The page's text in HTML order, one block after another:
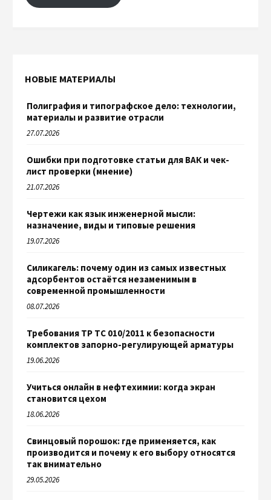
НОВЫЕ МАТЕРИАЛЫ
Полиграфия и типографское дело: технологии,
материалы и развитие отрасли
27.07.2026
Ошибки при подготовке статьи для ВАК и чек-
лист проверки (мнение)
21.07.2026
Чертежи как язык инженерной мысли:
назначение, виды и типовые решения
19.07.2026
Силикагель: почему один из самых известных
адсорбентов остаётся незаменимым в
современной промышленности
08.07.2026
Требования ТР ТС 010/2011 к безопасности
комплектов запорно-регулирующей арматуры
19.06.2026
Учиться онлайн в нефтехимии: когда экран
становится цехом
18.06.2026
Свинцовый порошок: где применяется, как
производится и почему к его выбору относятся
так внимательно
29.05.2026